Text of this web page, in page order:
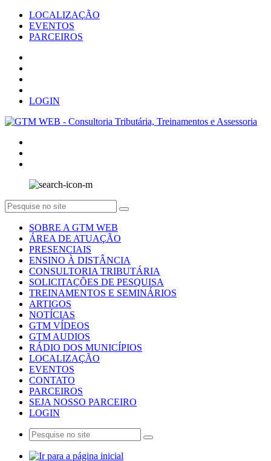
LOCALIZAÇÃO
EVENTOS
PARCEIROS
LOGIN
SOBRE A GTM WEB
ÁREA DE ATUAÇÃO
PRESENCIAIS
ENSINO À DISTÂNCIA
CONSULTORIA TRIBUTÁRIA
SOLICITAÇÕES DE PESQUISA
TREINAMENTOS E SEMINÁRIOS
ARTIGOS
NOTÍCIAS
GTM VÍDEOS
GTM AUDIOS
RÁDIO DOS MUNICÍPIOS
LOCALIZAÇÃO
EVENTOS
CONTATO
PARCEIROS
SEJA NOSSO PARCEIRO
LOGIN